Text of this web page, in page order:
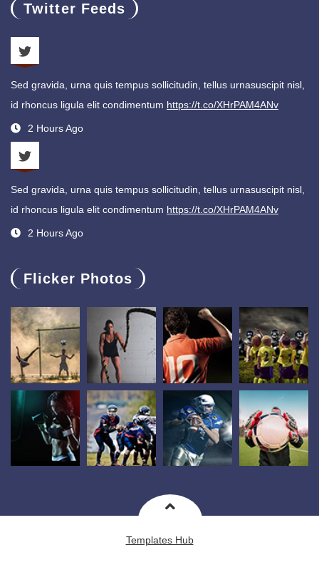
Twitter Feeds
Sed gravida, urna quis tempus sollicitudin, tellus urnasuscipit nisl,
id rhoncus ligula elit condimentum https://t.co/XHrPAM4ANv
2 Hours Ago
Sed gravida, urna quis tempus sollicitudin, tellus urnasuscipit nisl,
id rhoncus ligula elit condimentum https://t.co/XHrPAM4ANv
2 Hours Ago
Flicker Photos
Templates Hub